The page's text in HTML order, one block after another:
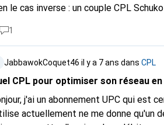
le cas inverse : un couple CPL
1
JabbawokCoquet46 il y a 7 ans dans CPL
CPL pour optimiser son réseau en
j'ai un abonnement UPC qui est
actuellement ne me donne qu'un débit par câble de